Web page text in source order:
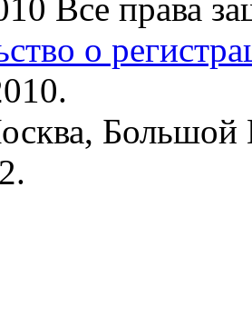
Все права
о
Большой